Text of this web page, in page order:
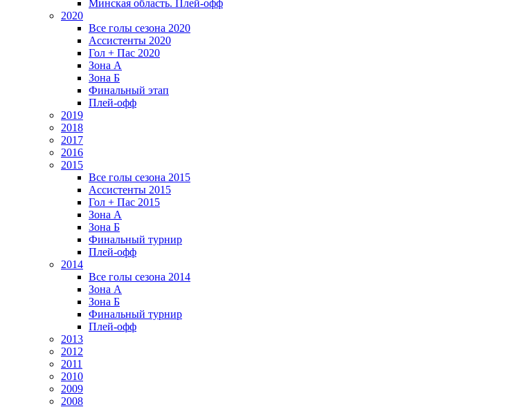
Минская область. Плей-офф
2020
Все голы сезона 2020
Ассистенты 2020
Гол + Пас 2020
Зона А
Зона Б
Финальный этап
Плей-офф
2019
2018
2017
2016
2015
Все голы сезона 2015
Ассистенты 2015
Гол + Пас 2015
Зона А
Зона Б
Финальный турнир
Плей-офф
2014
Все голы сезона 2014
Зона А
Зона Б
Финальный турнир
Плей-офф
2013
2012
2011
2010
2009
2008